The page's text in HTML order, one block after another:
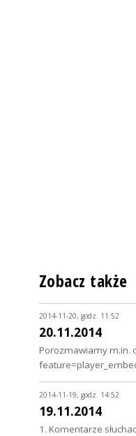
Zobacz także
2014-11-20, godz. 11:52
20.11.2014
Porozmawiamy m.in.
2014-11-19, godz. 14:52
19.11.2014
1. Komentarze